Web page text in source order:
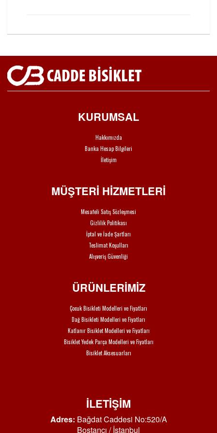
KURUMSAL
Hakkımızda
Banka Hesap Bilgileri
İletişim
MÜŞTERİ HİZMETLERİ
Mesafeli Satış Sözleşmesi
Gizlilik Politikası
İptal ve İade Şartları
Teslimat Koşulları
Alışveriş Güvenliği
ÜRÜNLERİMİZ
Çocuk Bisikleti Modelleri ve Fiyatları
Dağ Bisikleti Modelleri ve Fiyatları
Katlanır Bisiklet Modelleri ve Fiyatları
Bisiklet Yedek Parça Modelleri ve Fiyatları
Bisiklet Aksesuarları
İLETİŞİM
Adres: Bağdat Caddesi No:520/A
Bostancı / İstanbul